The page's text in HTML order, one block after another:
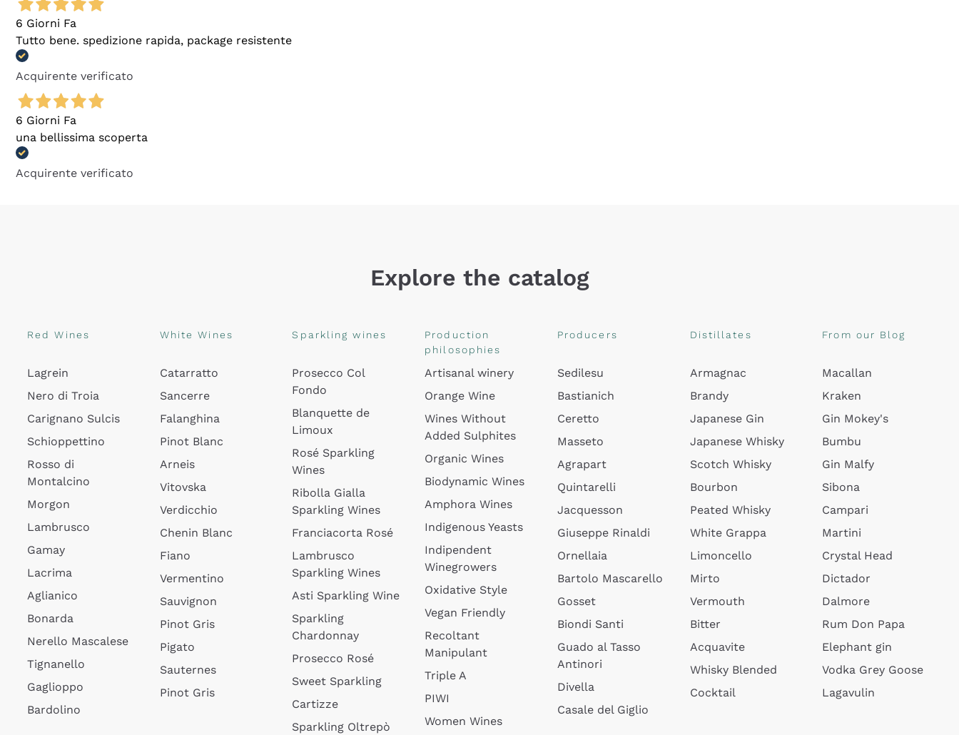
6 Giorni Fa
Tutto bene. spedizione rapida, package resistente
Acquirente verificato
6 Giorni Fa
una bellissima scoperta
Acquirente verificato
Explore the catalog
Red Wines
Lagrein
Nero di Troia
Carignano Sulcis
Schioppettino
Rosso di
Montalcino
Morgon
Lambrusco
Gamay
Lacrima
Aglianico
Bonarda
Nerello Mascalese
Tignanello
Gaglioppo
Bardolino
White Wines
Catarratto
Sancerre
Falanghina
Pinot Blanc
Arneis
Vitovska
Verdicchio
Chenin Blanc
Fiano
Vermentino
Sauvignon
Pinot Gris
Pigato
Sauternes
Pinot Gris
Sparkling wines
Prosecco Col
Fondo
Blanquette de
Limoux
Rosé Sparkling
Wines
Ribolla Gialla
Sparkling Wines
Franciacorta Rosé
Lambrusco
Sparkling Wines
Asti Sparkling Wine
Sparkling
Chardonnay
Prosecco Rosé
Sweet Sparkling
Cartizze
Sparkling Oltrepò
Production
philosophies
Artisanal winery
Orange Wine
Wines Without
Added Sulphites
Organic Wines
Biodynamic Wines
Amphora Wines
Indigenous Yeasts
Indipendent
Winegrowers
Oxidative Style
Vegan Friendly
Recoltant
Manipulant
Triple A
PIWI
Women Wines
Producers
Sedilesu
Bastianich
Ceretto
Masseto
Agrapart
Quintarelli
Jacquesson
Giuseppe Rinaldi
Ornellaia
Bartolo Mascarello
Gosset
Biondi Santi
Guado al Tasso
Antinori
Divella
Casale del Giglio
Distillates
Armagnac
Brandy
Japanese Gin
Japanese Whisky
Scotch Whisky
Bourbon
Peated Whisky
White Grappa
Limoncello
Mirto
Vermouth
Bitter
Acquavite
Whisky Blended
Cocktail
From our Blog
Macallan
Kraken
Gin Mokey's
Bumbu
Gin Malfy
Sibona
Campari
Martini
Crystal Head
Dictador
Dalmore
Rum Don Papa
Elephant gin
Vodka Grey Goose
Lagavulin